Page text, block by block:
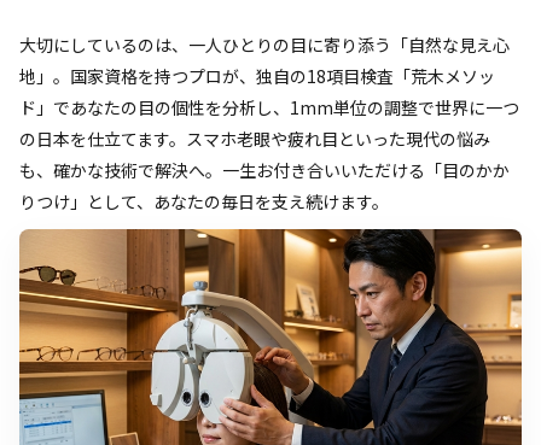
大切にしているのは、一人ひとりの目に寄り添う「自然な見え心
地」。国家資格を持つプロが、独自の18項目検査「荒木メソッ
ド」であなたの目の個性を分析し、1mm単位の調整で世界に一つ
の日本を仕立てます。スマホ老眼や疲れ目といった現代の悩み
も、確かな技術で解決へ。一生お付き合いいただける「目のかか
りつけ」として、あなたの毎日を支え続けます。